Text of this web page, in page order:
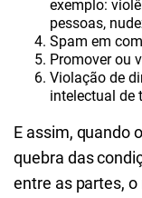
exemplo:
pessoas,
Spam em
Promover ou
Violação de
intelectual de
E assim, quando
quebra das
entre as partes,